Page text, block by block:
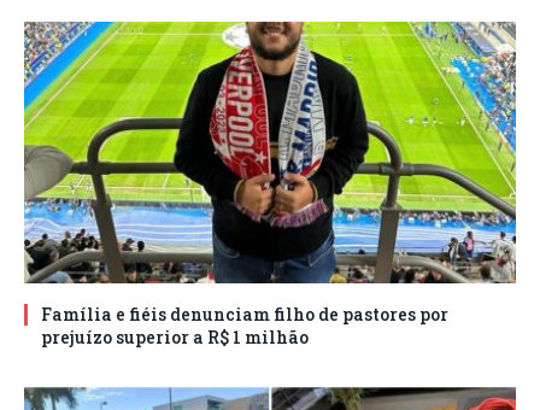
Família e fiéis denunciam filho de pastores por
prejuízo superior a R$ 1 milhão